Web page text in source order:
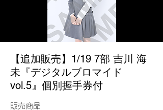
【追加販売】1/19 7部 吉川 海
未『デジタルブロマイド
vol.5』個別握手券付
販売商品